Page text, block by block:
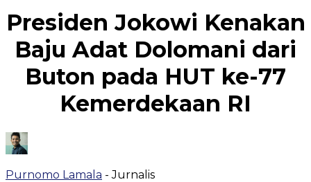
Presiden Jokowi Kenakan
Baju Adat Dolomani dari
Buton pada HUT ke-77
Kemerdekaan RI
Purnomo Lamala - Jurnalis